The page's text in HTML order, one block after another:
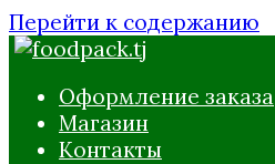
Перейти к содержанию
Оформление заказа
Магазин
Контакты